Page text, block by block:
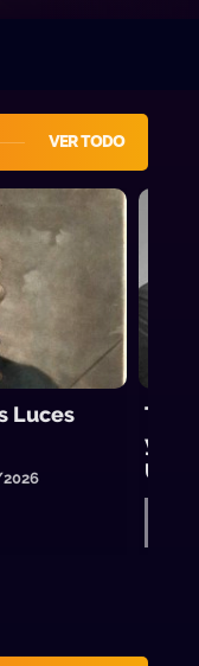
VER TODO
Luces
Tres
y el